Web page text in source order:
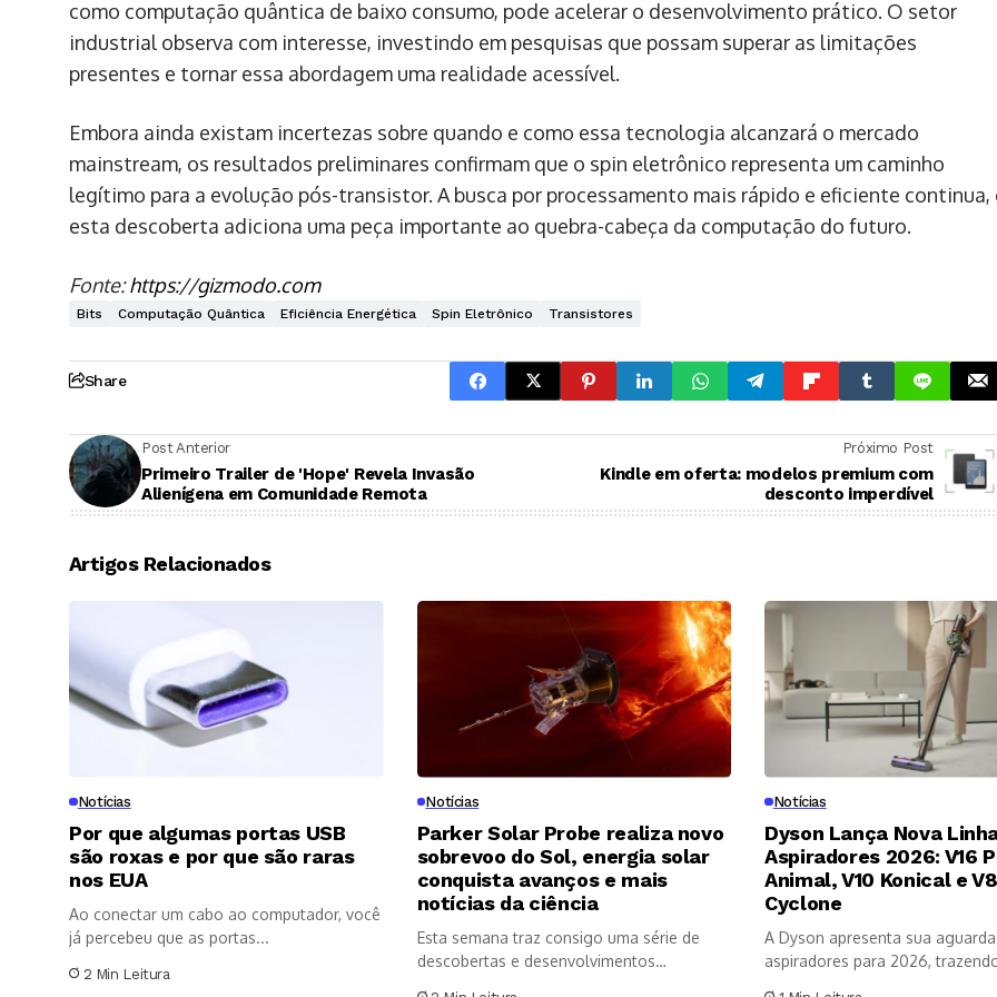
como computação quântica de baixo consumo, pode acelerar o desenvolvimento prático. O setor
industrial observa com interesse, investindo em pesquisas que possam superar as limitações
presentes e tornar essa abordagem uma realidade acessível.
Embora ainda existam incertezas sobre quando e como essa tecnologia alcanzará o mercado
mainstream, os resultados preliminares confirmam que o spin eletrônico representa um caminho
legítimo para a evolução pós-transistor. A busca por processamento mais rápido e eficiente continua,
esta descoberta adiciona uma peça importante ao quebra-cabeça da computação do futuro.
Fonte:https://gizmodo.com
Bits Computação Quântica Eficiência Energética Spin Eletrônico Transistores
Share
Post Anterior
Primeiro Trailer de 'Hope' Revela Invasão
Alienígena em Comunidade Remota
Próximo Post
Kindle em oferta: modelos premium com
desconto imperdível
Artigos Relacionados
Notícias
Por que algumas portas USB
são roxas e por que são raras
nos EUA
Ao conectar um cabo ao computador, você
já percebeu que as portas...
2 Min Leitura
Notícias
Parker Solar Probe realiza novo
sobrevoo do Sol, energia solar
conquista avanços e mais
notícias da ciência
Esta semana traz consigo uma série de
descobertas e desenvolvimentos
Notícias
Dyson Lança Nova
Aspiradores 2026: V16
Animal, V10 Konical e V8
Cyclone
A Dyson apresenta sua
aspiradores para 2026,